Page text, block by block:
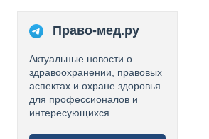
Право-мед.ру
Актуальные новости о
здравоохранении, правовых
аспектах и охране здоровья
для профессионалов и
интересующихся